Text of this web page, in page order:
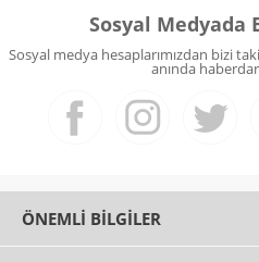
Sosyal Medyada
Sosyal medya hesaplarımızdan bizi
anında
ÖNEMLI BILGILER